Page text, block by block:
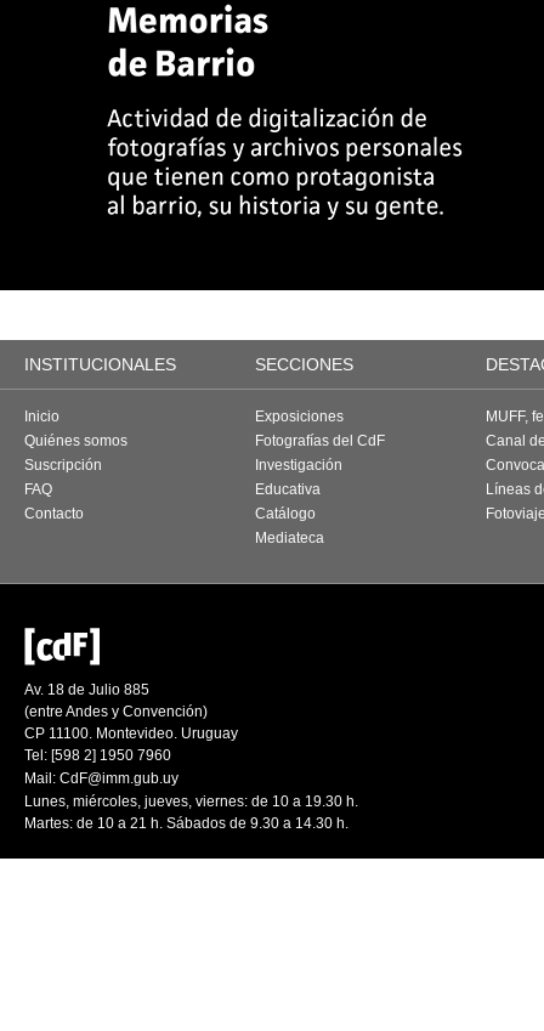
INSTITUCIONALES SECCIONES
Inicio
Quiénes somos
Suscripción
FAQ
Contacto
Exposiciones
Fotografías del CdF
Investigación
Educativa
Catálogo
Mediateca
MUFF,
Canal
Líneas
Av. 18 de Julio 885
(entre Andes y Convención)
CP 11100. Montevideo. Uruguay
Tel: [598 2] 1950 7960
Mail: CdF@imm.gub.uy
Lunes, miércoles, jueves, viernes: de 10 a 19.30 h.
Martes: de 10 a 21 h. Sábados de 9.30 a 14.30 h.